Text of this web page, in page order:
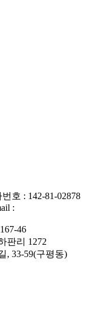
호 : 142-81-02878
:
46
판리 1272
, 33-59(구평동)